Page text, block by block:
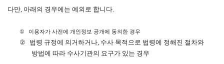
다만, 아래의 경우에는 예외로 합니다.
① 이용자가 사전에 개인정보 공개에 동의한 경우
② 법령 규정에 의거하거나, 수사 목적으로 법령에 정해진 절차와
방법에 따라 수사기관의 요구가 있는 경우